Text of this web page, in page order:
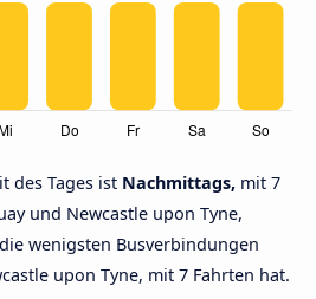
des Tages ist Nachmittags, mit 7
und Newcastle upon Tyne,
die wenigsten Busverbindungen
upon Tyne, mit 7 Fahrten hat.